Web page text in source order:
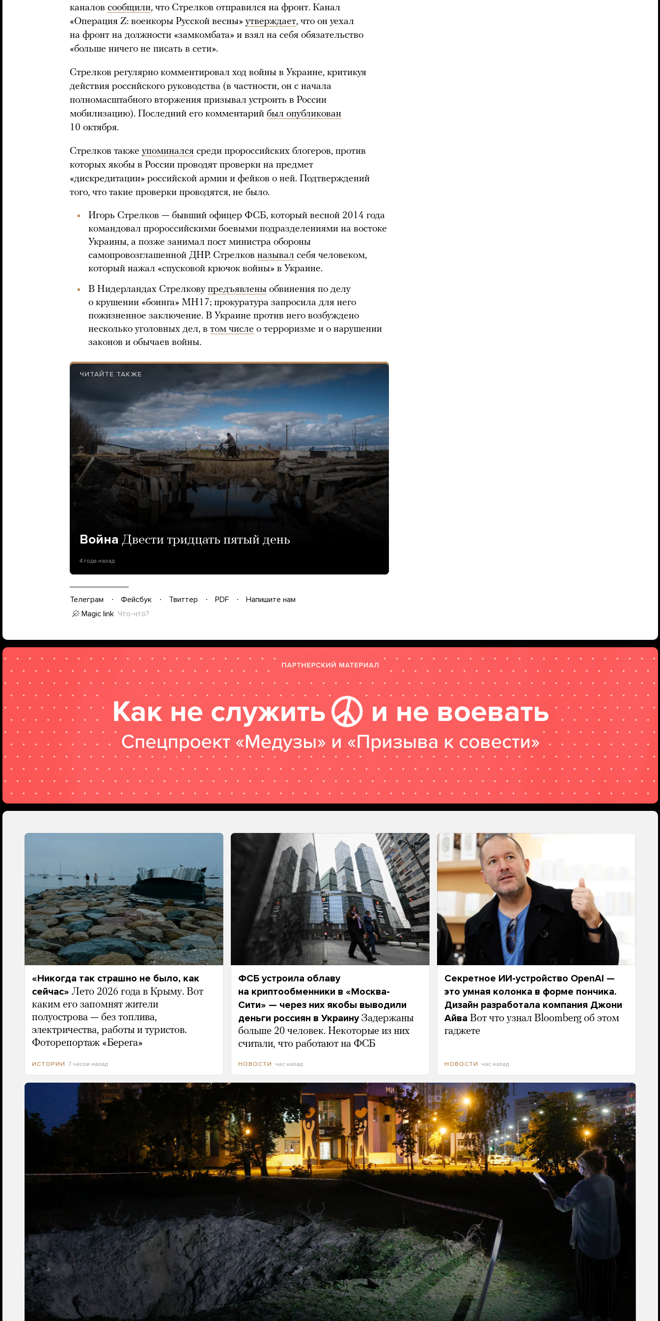
каналов сообщили, что Стрелков отправился на фронт. Канал
«Операция Z: военкоры Русской весны» утверждает, что он уехал
на фронт на должности «замкомбата» и взял на себя обязательство
«больше ничего не писать в сети».
Стрелков регулярно комментировал ход войны в Украине, критикуя
действия российского руководства (в частности, он с начала
полномасштабного вторжения призывал устроить в России
мобилизацию). Последний его комментарий был опубликован
10 октября.
Стрелков также упоминался среди пророссийских блогеров, против
которых якобы в России проводят проверки на предмет
«дискредитации» российской армии и фейков о ней. Подтверждений
того, что такие проверки проводятся, не было.
Игорь Стрелков — бывший офицер ФСБ, который весной 2014 года
командовал пророссийскими боевыми подразделениями на востоке
Украины, а позже занимал пост министра обороны
самопровозглашенной ДНР. Стрелков называл себя человеком,
который нажал «спусковой крючок войны» в Украине.
В Нидерландах Стрелкову предъявлены обвинения по делу
о крушении «боинга» MH17; прокуратура запросила для него
пожизненное заключение. В Украине против него возбуждено
несколько уголовных дел, в том числе о терроризме и о нарушении
законов и обычаев войны.
ЧИТАЙТЕ ТАКЖЕ
Война Двести тридцать пятый день
4 года назад
Телеграм Фейсбук Твиттер PDF
Напишите нам
Magic link Что-что?
«Никогда так страшно не было, как
сейчас» Лето 2026 года в Крыму. Вот
каким его запомнят жители
полуострова — без топлива,
электричества, работы и туристов.
Фоторепортаж «Берега»
ИСТОРИИ 7 часов назад
ФСБ устроила облаву
на криптообменники в «Москва-
Сити» — через них якобы выводили
деньги россиян в Украину Задержаны
больше 20 человек. Некоторые из них
считали, что работают на ФСБ
НОВОСТИ час назад
Секретное ИИ-устройство OpenAI —
это умная колонка в форме пончика.
Дизайн разработала компания Джони
Айва Вот что узнал Bloomberg об этом
гаджете
НОВОСТИ час назад